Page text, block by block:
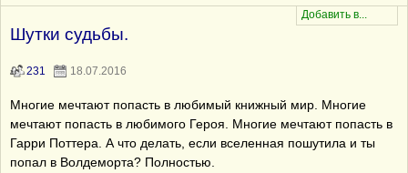
Шутки судьбы.
231 18.07.2016
Многие мечтают попасть в любимый книжный мир. Многие
мечтают попасть в любимого Героя. Многие мечтают попасть в
Гарри Поттера. А что делать, если вселенная пошутила и ты
попал в Волдеморта? Полностью.